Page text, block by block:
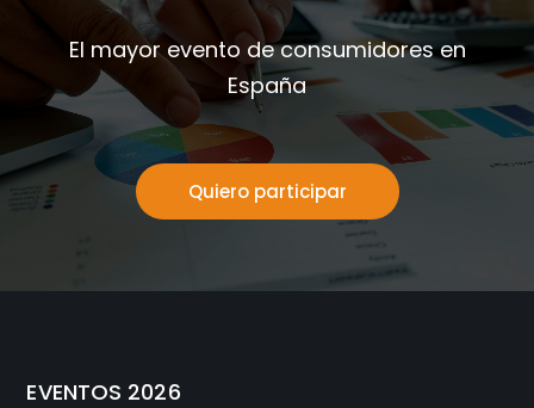
El mayor evento de consumidores en
España
Quiero participar
EVENTOS 2026